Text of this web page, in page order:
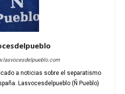
a noticias sobre el separatismo
Lasvocesdelpueblo (Ñ Pueblo)